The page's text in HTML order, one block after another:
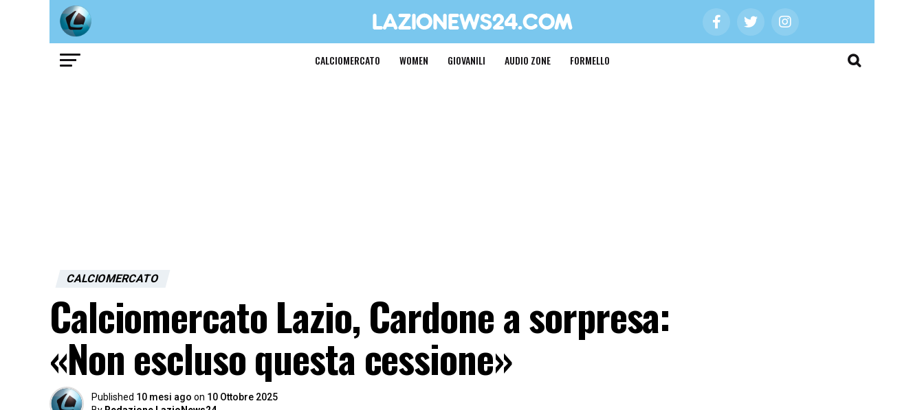
CALCIOMERCATO WOMEN GIOVANILI AUDIO ZONE FORMELLO
CALCIOMERCATO
Calciomercato Lazio, Cardone a sorpresa:
«Non escluso questa cessione»
Published 10 mesi ago on 10 Ottobre 2025